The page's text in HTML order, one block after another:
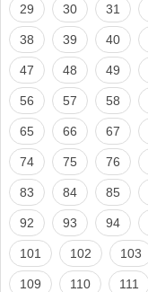
29 30 31
38 39 40
47 48 49
56 57 58
65 66 67
74 75 76
83 84 85
92 93 94
101 102 103
109 110 111